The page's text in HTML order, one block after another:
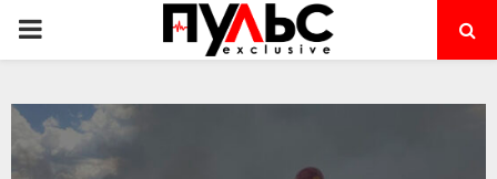
PRIMARY